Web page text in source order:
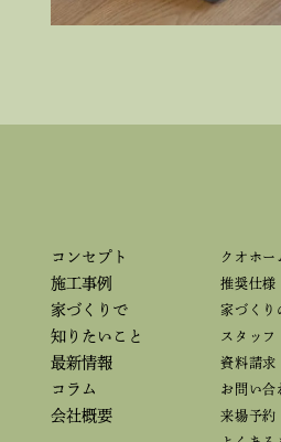
コンセプト
施工事例
家づくりで
知りたいこと
最新情報
コラム
会社概要
クオホー
推奨仕様
家づくり
スタッフ
資料請求
お問い合
来場予約